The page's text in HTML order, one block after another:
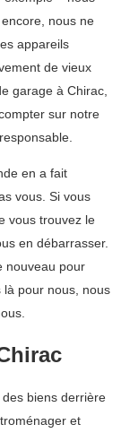
nous ne
appareils
de vieux
garage à Chirac,
sur notre
en a fait
vous. Si vous
vous trouvez le
en débarrasser.
nouveau pour
là pour nous, nous
biens derrière
et